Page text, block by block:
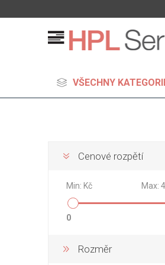
VŠECHNY
Cenové rozpětí
Min: Kč Max:
0
Rozměr